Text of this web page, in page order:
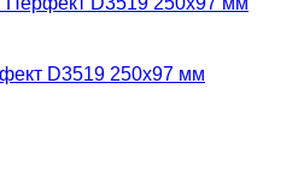
D3519 250х97 мм